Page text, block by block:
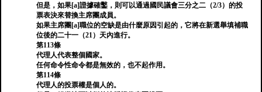
但是，如果[a]證據確鑿，則可以通過國民議會三分之二（2/3）的投
票表決來替換主席團成員。
如果主席團[a]職位的空缺是由什麼原因引起的，它將在新選舉填補職
位後的二十一（21）天內進行。
第113條
代理人代表整個國家。
任何命令性命令都是無效的，也不起作用。
第114條
代理人的投票權是個人的。